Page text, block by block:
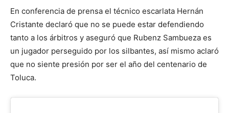
En conferencia de prensa el técnico escarlata Hernán
Cristante declaró que no se puede estar defendiendo
tanto a los árbitros y aseguró que Rubenz Sambueza es
un jugador perseguido por los silbantes, así mismo aclaró
que no siente presión por ser el año del centenario de
Toluca.